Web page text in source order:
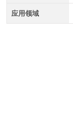
应用领域